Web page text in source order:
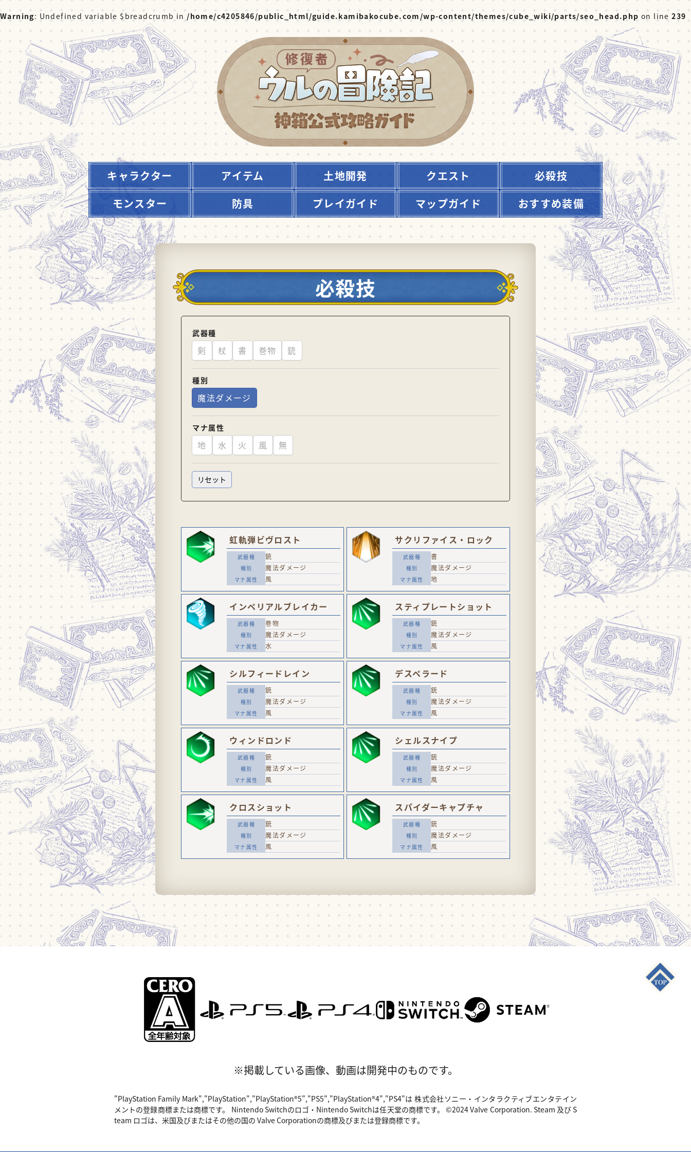
Warning: Undefined variable $breadcrumb in /home/c4205846/public_html/guide.kamibakocube.com/wp-content/themes/cube_wiki/parts/seo_head.php on line239
キャラクター アイテム 土地開発 クエスト
必殺技
モンスター
防具 プレイガイド マップガイド おすすめ装備
必殺技
武器種
剣 杖 書 巻物 銃
種別
魔法ダメージ
マナ属性
地 水 火 風 無
虹軌弾ビヴロスト
銃
魔法ダメージ
風
サクリファイス・ロック
書
魔法ダメージ
地
インペリアルブレイカー
巻物
魔法ダメージ
水
スティプレートショット
銃
魔法ダメージ
風
シルフィードレイン
銃
魔法ダメージ
風
デスペラード
銃
魔法ダメージ
風
ウィンドロンド
銃
魔法ダメージ
風
シェルスナイプ
銃
魔法ダメージ
風
クロスショット
銃
魔法ダメージ
風
スパイダーキャプチャ
銃
魔法ダメージ
風
※掲載している画像、動画は開発中のものです。
"PlayStation Family Mark","PlayStation","PlayStation®5","PS5","PlayStation®4","PS4"は 株式会社ソニー・インタラクティブエンタテイン
メントの登録商標または商標です。 Nintendo Switchのロゴ・Nintendo Switchは任天堂の商標です。 ©2024 Valve Corporation. Steam 及び S
team ロゴは、米国及びまたはその他の国の Valve Corporationの商標及びまたは登録商標です。